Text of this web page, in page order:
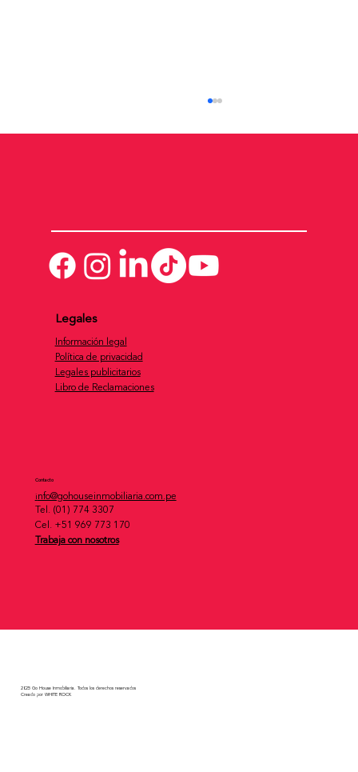
Condo hoteles: el modelo inmobiliario
ahora permite ingresar con cuotas
accesibles.
Legales
Información legal
Política de privacidad
Legales publicitarios
Libro de Reclamaciones
Contacto
i nfo@gohouseinmobiliaria.com.pe
Tel. (01) 774 3307
Cel. +51 969 773 170
Trabaja con nosotros
2025 Go House Inmobiliaria. Todos los derechos reservados
Creado por WHITE ROCK